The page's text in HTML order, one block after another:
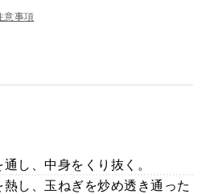
意事項
し、中身をくり抜く。
し、玉ねぎを炒め透き通った